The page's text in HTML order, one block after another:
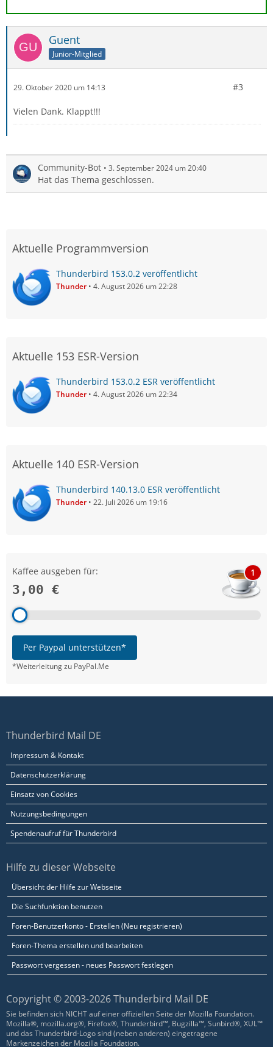
Guent
Junior-Mitglied
29. Oktober 2020 um 14:13 #3
Vielen Dank. Klappt!!!
Community-Bot 3. September 2024 um 20:40
Hat das Thema geschlossen.
Aktuelle Programmversion
Thunderbird 153.0.2 veröffentlicht
Thunder 4. August 2026 um 22:28
Aktuelle 153 ESR-Version
Thunderbird 153.0.2 ESR veröffentlicht
Thunder 4. August 2026 um 22:34
Aktuelle 140 ESR-Version
Thunderbird 140.13.0 ESR veröffentlicht
Thunder 22. Juli 2026 um 19:16
Kaffee ausgeben für:
3,00 €
1
Per Paypal unterstützen*
*Weiterleitung zu PayPal.Me
Thunderbird Mail DE
Impressum & Kontakt
Datenschutzerklärung
Einsatz von Cookies
Nutzungsbedingungen
Spendenaufruf für Thunderbird
Hilfe zu dieser Webseite
Übersicht der Hilfe zur Webseite
Die Suchfunktion benutzen
Foren-Benutzerkonto - Erstellen (Neu registrieren)
Foren-Thema erstellen und bearbeiten
Passwort vergessen - neues Passwort festlegen
Copyright © 2003-2026 Thunderbird Mail DE
Sie befinden sich NICHT auf einer offiziellen Seite der Mozilla Foundation.
Mozilla®, mozilla.org®, Firefox®, Thunderbird™, Bugzilla™, Sunbird®, XUL™
und das Thunderbird-Logo sind (neben anderen) eingetragene
Markenzeichen der Mozilla Foundation.